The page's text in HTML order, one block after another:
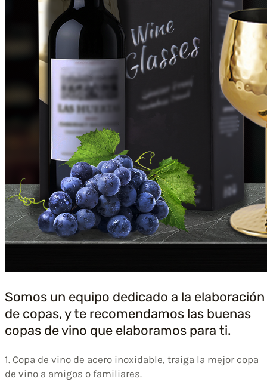
Somos un equipo dedicado a la elaboración
de copas, y te recomendamos las buenas
copas de vino que elaboramos para ti.
1. Copa de vino de acero inoxidable, traiga la mejor copa
de vino a amigos o familiares.